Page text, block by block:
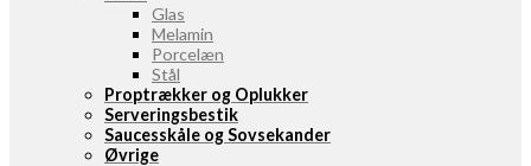
Glas
Melamin
Porcelæn
Stål
Proptrækker og Oplukker
Serveringsbestik
Saucesskåle og Sovsekander
Øvrige